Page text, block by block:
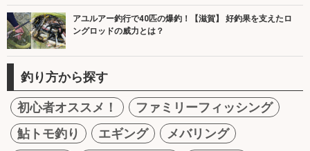
アユルアー釣行で40匹の爆釣！【滋賀】 好釣果を支えたロ
ングロッドの威力とは？
釣り方から探す
初心者オススメ！
ファミリーフィッシング
鮎トモ釣り
エギング
メバリング